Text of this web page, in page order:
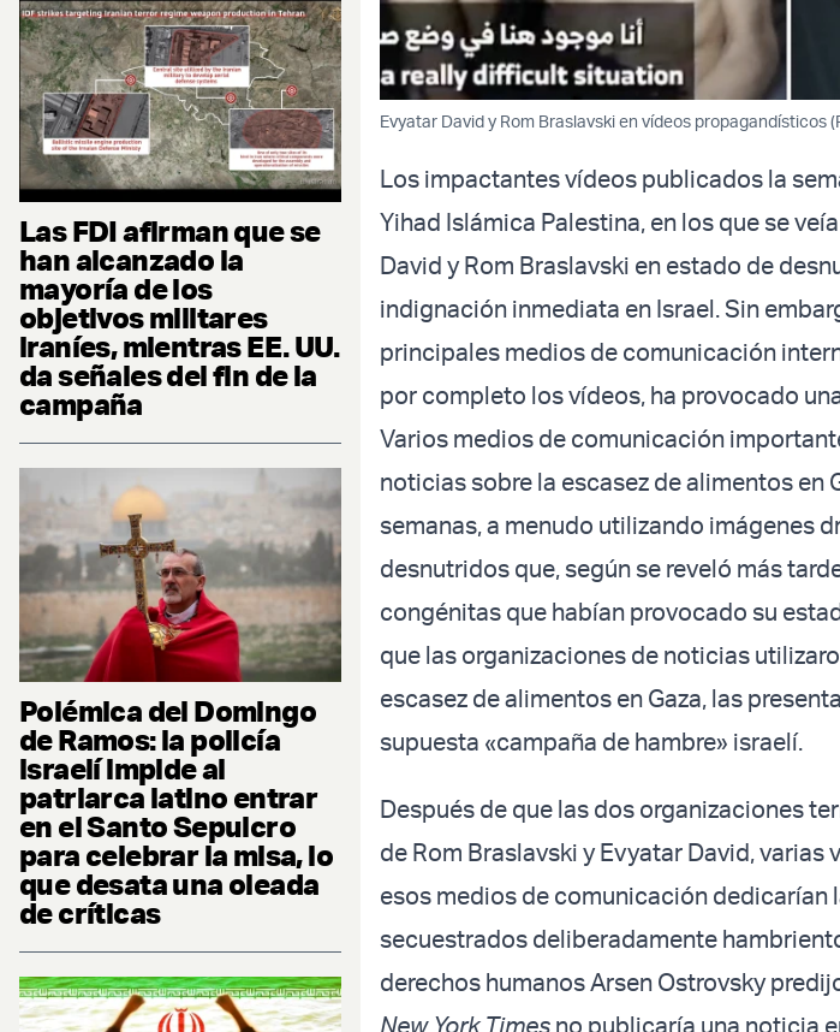
Las FDI afirman que se
han alcanzado la
mayoría de los
objetivos militares
iraníes, mientras EE. UU.
da señales del fin de la
campaña
Polémica del Domingo
de Ramos: la policía
israelí impide al
patriarca latino entrar
en el Santo Sepulcro
para celebrar la misa, lo
que desata una oleada
de críticas
Evyatar David y Rom Braslavski en vídeos propagandísticos
Los impactantes vídeos publicados la
Yihad Islámica Palestina, en los que se
David y Rom Braslavski en estado de
indignación inmediata en Israel. Sin
principales medios de comunicación
por completo los vídeos, ha provocado
Varios medios de comunicación
noticias sobre la escasez de alimentos en
semanas, a menudo utilizando imágenes
desnutridos que, según se reveló más
congénitas que habían provocado su
que las organizaciones de noticias
escasez de alimentos en Gaza, las
supuesta «campaña de hambre» israelí.
Después de que las dos organizaciones
de Rom Braslavski y Evyatar David, varias
esos medios de comunicación dedicarían
secuestrados deliberadamente
derechos humanos Arsen Ostrovsky
New York Times no publicaría una noticia